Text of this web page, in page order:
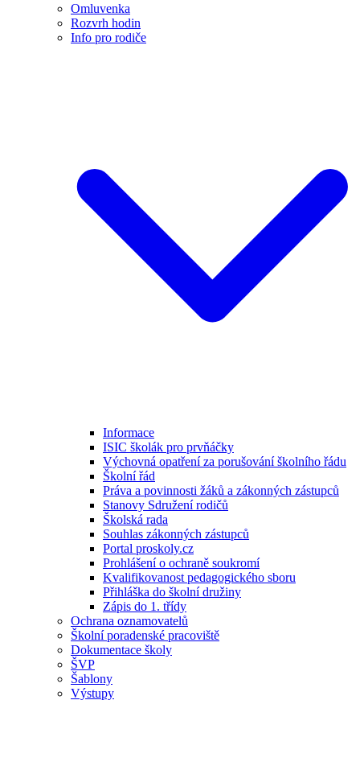
Omluvenka
Rozvrh hodin
Info pro rodiče
Informace
ISIC školák pro prvňáčky
Výchovná opatření za porušování školního řádu
Školní řád
Práva a povinnosti žáků a zákonných zástupců
Stanovy Sdružení rodičů
Školská rada
Souhlas zákonných zástupců
Portal proskoly.cz
Prohlášení o ochraně soukromí
Kvalifikovanost pedagogického sboru
Přihláška do školní družiny
Zápis do 1. třídy
Ochrana oznamovatelů
Školní poradenské pracoviště
Dokumentace školy
ŠVP
Šablony
Výstupy